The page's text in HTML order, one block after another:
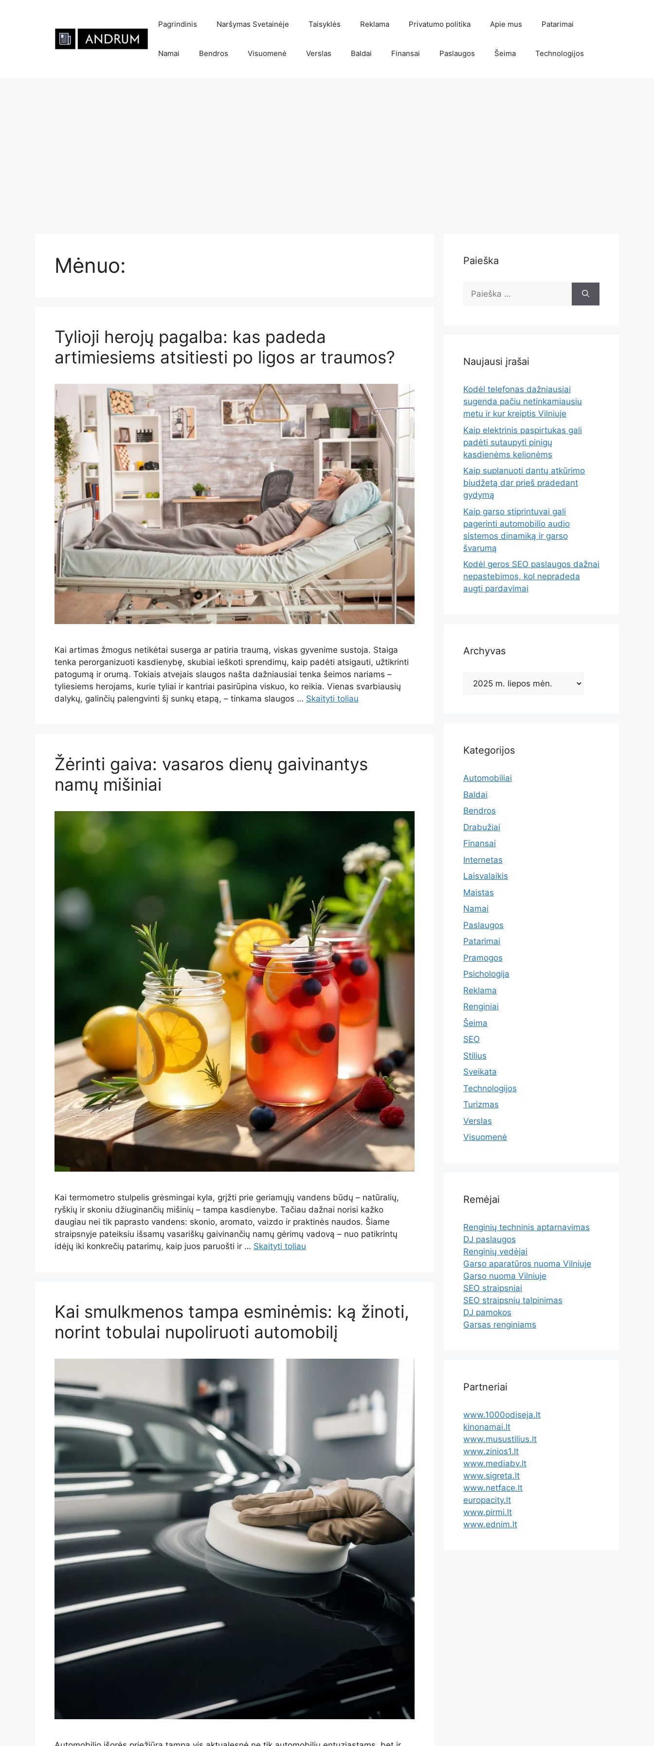
Pagrindinis Naršymas Svetainėje Taisyklės Reklama Privatumo politika Apie mus Patarimai
Namai Bendros Visuomenė Verslas Baldai Finansai Paslaugos Šeima Technologijos
Mėnuo:
Tylioji herojų pagalba: kas padeda
artimiesiems atsitiesti po ligos ar traumos?
Kai artimas žmogus netikėtai suserga ar patiria traumą, viskas gyvenime sustoja. Staiga
tenka perorganizuoti kasdienybę, skubiai ieškoti sprendimų, kaip padėti atsigauti, užtikrinti
patogumą ir orumą. Tokiais atvejais slaugos našta dažniausiai tenka šeimos nariams –
tyliesiems herojams, kurie tyliai ir kantriai pasirūpina viskuo, ko reikia. Vienas svarbiausių
dalykų, galinčių palengvinti šį sunkų etapą, – tinkama slaugos … Skaityti toliau
Žėrinti gaiva: vasaros dienų gaivinantys
namų mišiniai
Kai termometro stulpelis grėsmingai kyla, grįžti prie geriamųjų vandens būdų – natūralių,
ryškių ir skoniu džiuginančių mišinių – tampa kasdienybe. Tačiau dažnai norisi kažko
daugiau nei tik paprasto vandens: skonio, aromato, vaizdo ir praktinės naudos. Šiame
straipsnyje pateiksiu išsamų vasariškų gaivinančių namų gėrimų vadovą – nuo patikrintų
idėjų iki konkrečių patarimų, kaip juos paruošti ir … Skaityti toliau
Kai smulkmenos tampa esminėmis: ką žinoti,
norint tobulai nupoliruoti automobilį
Paieška
Ieškoti:
Naujausi įrašai
Kodėl telefonas dažniausiai
sugenda pačiu netinkamiausiu
metu ir kur kreiptis Vilniuje
Kaip elektrinis paspirtukas gali
padėti sutaupyti pinigų
kasdienėms kelionėms
Kaip suplanuoti dantų atkūrimo
biudžetą dar prieš pradedant
gydymą
Kaip garso stiprintuvai gali
pagerinti automobilio audio
sistemos dinamiką ir garso
švarumą
Kodėl geros SEO paslaugos dažnai
nepastebimos, kol nepradeda
augti pardavimai
Archyvas
Archyvas
Kategorijos
Automobiliai
Baldai
Bendros
Drabužiai
Finansai
Internetas
Laisvalaikis
Maistas
Namai
Paslaugos
Patarimai
Pramogos
Psichologija
Reklama
Renginiai
Šeima
SEO
Stilius
Sveikata
Technologijos
Turizmas
Verslas
Visuomenė
Remėjai
Renginių techninis aptarnavimas
DJ paslaugos
Renginių vedėjai
Garso aparatūros nuoma Vilniuje
Garso nuoma Vilniuje
SEO straipsniai
SEO straipsnių talpinimas
DJ pamokos
Garsas renginiams
Partneriai
www.1000odiseja.lt
kinonamai.lt
www.musustilius.lt
www.zinios1.lt
www.mediabv.lt
www.sigreta.lt
www.netface.lt
europacity.lt
www.pirmi.lt
www.ednim.lt